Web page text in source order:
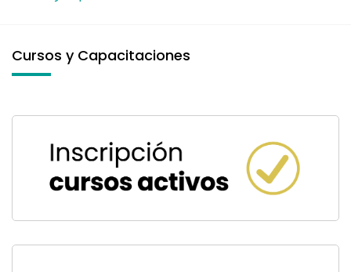
Cursos y Capacitaciones